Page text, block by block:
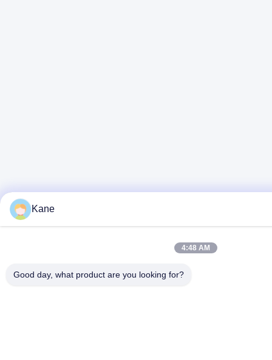
Kane
4:48 AM
Good day, what product are you looking for?